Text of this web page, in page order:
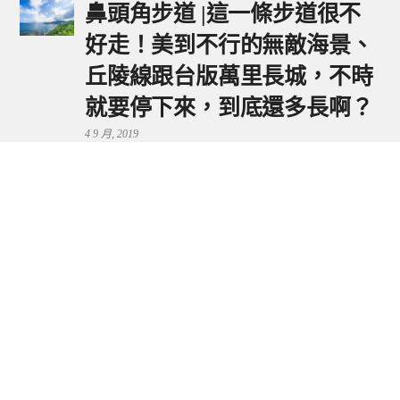
鼻頭角步道 |這一條步道很不
好走！美到不行的無敵海景、
丘陵線跟台版萬里長城，不時
就要停下來，到底還多長啊？
4 9 月, 2019